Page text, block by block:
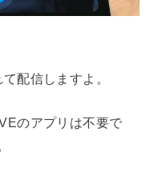
配信しますよ。
のアプリは不要で